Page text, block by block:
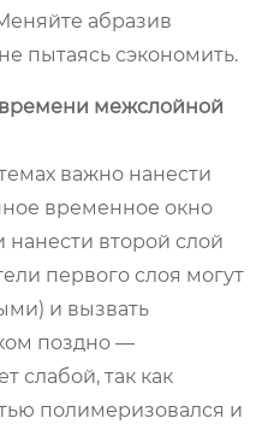
абразив
пытаясь сэкономить.
межслойной
важно нанести
временное окно
нанести второй слой
первого слоя могут
и вызвать
поздно —
слабой, так как
полимеризовался и